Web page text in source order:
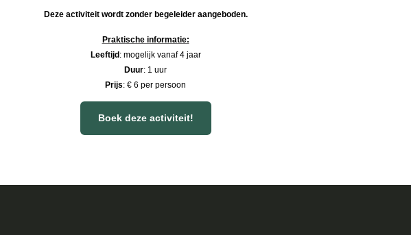
Deze activiteit wordt zonder begeleider aangeboden.
Praktische informatie:
Leeftijd : mogelijk vanaf 4 jaar
Duur: 1 uur
Prijs: € 6 per persoon
Boek deze activiteit!